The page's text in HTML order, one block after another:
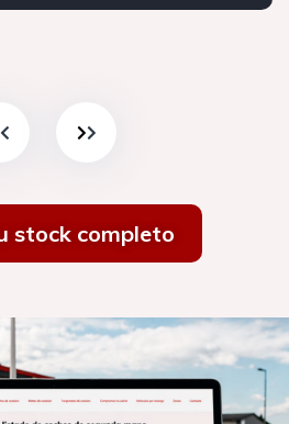
stock completo